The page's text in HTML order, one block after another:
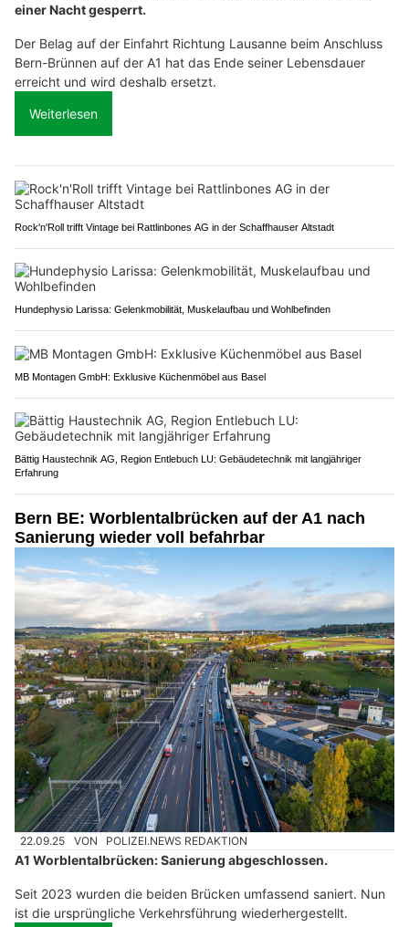
einer Nacht gesperrt.
Der Belag auf der Einfahrt Richtung Lausanne beim Anschluss
Bern-Brünnen auf der A1 hat das Ende seiner Lebensdauer
erreicht und wird deshalb ersetzt.
Weiterlesen
Rock'n'Roll trifft Vintage bei Rattlinbones AG in der Schaffhauser Altstadt
Hundephysio Larissa: Gelenkmobilität, Muskelaufbau und Wohlbefinden
MB Montagen GmbH: Exklusive Küchenmöbel aus Basel
Bättig Haustechnik AG, Region Entlebuch LU: Gebäudetechnik mit langjähriger
Erfahrung
Bern BE: Worblentalbrücken auf der A1 nach
Sanierung wieder voll befahrbar
22.09.25 VON POLIZEI.NEWS REDAKTION
A1 Worblentalbrücken: Sanierung abgeschlossen.
Seit 2023 wurden die beiden Brücken umfassend saniert. Nun
ist die ursprüngliche Verkehrsführung wiederhergestellt.